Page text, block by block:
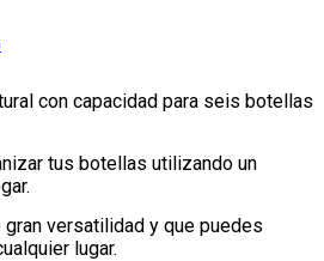
con capacidad para seis botellas
tus botellas utilizando un
gran versatilidad y que puedes
lugar.